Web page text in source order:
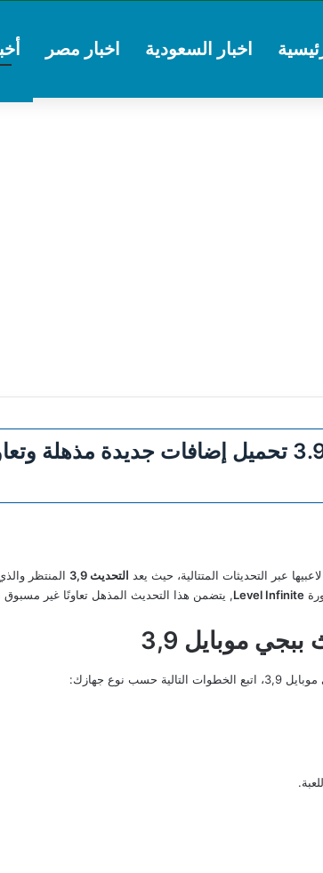
اخبار السعودية اخبار مصر
تحديث ببجي موبايل 3.9 تحميل إضافات
عبر التحديثات المتتالية، حيث يعد التحديث 3,9 المنتظر
Level Infinite, يتضمن هذا التحديث المذهل تعاونًا غير مسبوق
موبايل 3,9
نوع جهازك: